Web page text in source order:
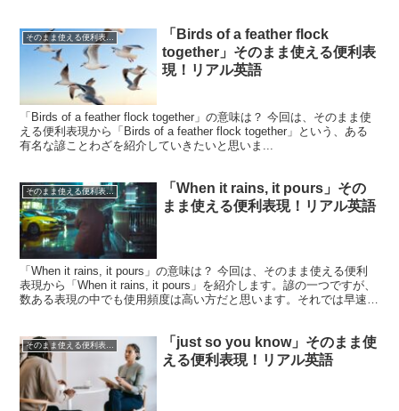
そのまま使える便利表現！シリーズ
「Birds of a feather flock
together」そのまま使える便利表
現！リアル英語
「Birds of a feather flock together」の意味は？ 今回は、そのまま使
える便利表現から「Birds of a feather flock together」という、ある
有名な諺ことわざを紹介していきたいと思いま...
そのまま使える便利表現！シリーズ
「When it rains, it pours」その
まま使える便利表現！リアル英語
「When it rains, it pours」の意味は？ 今回は、そのまま使える便利
表現から「When it rains, it pours」を紹介します。諺の一つですが、
数ある表現の中でも使用頻度は高い方だと思います。それでは早速見
そのまま使える便利表現！シリーズ
「just so you know」そのまま使
える便利表現！リアル英語